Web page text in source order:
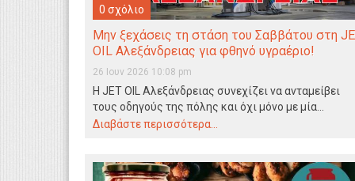
0 σχόλιο
Μην ξεχάσεις τη στάση του Σαββάτου στη
OIL Αλεξάνδρειας για φθηνό υγραέριο!
26 Ιουν 2026 10:08 pm
Η JET OIL Αλεξάνδρειας συνεχίζει να ανταμείβει
τους οδηγούς της πόλης και όχι μόνο με μία…
Διαβάστε περισσότερα...